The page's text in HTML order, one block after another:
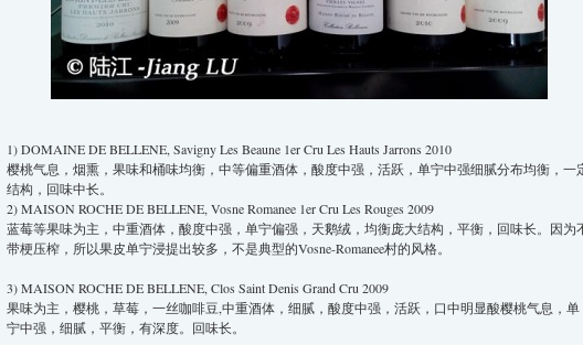
1) DOMAINE DE BELLENE, Savigny Les Beaune 1er Cru Les Hauts Jarrons 2010
樱桃气息，烟熏，果味和桶味均衡，中等偏重酒体，酸度中强，活跃，单宁中强细腻分布均衡，一
结构，回味中长。
2) MAISON ROCHE DE BELLENE, Vosne Romanee 1er Cru Les Rouges 2009
蓝莓等果味为主，中重酒体，酸度中强，单宁偏强，天鹅绒，均衡庞大结构，平衡，回味长。因为
带梗压榨，所以果皮单宁浸提出较多，不是典型的Vosne-Romanee村的风格。
3) MAISON ROCHE DE BELLENE, Clos Saint Denis Grand Cru 2009
果味为主，樱桃，草莓，一丝咖啡豆,中重酒体，细腻，酸度中强，活跃，口中明显酸樱桃气息，单
宁中强，细腻，平衡，有深度。回味长。